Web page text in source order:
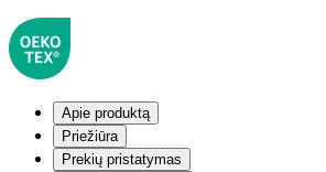
Apie produktą
Priežiūra
Prekių pristatymas